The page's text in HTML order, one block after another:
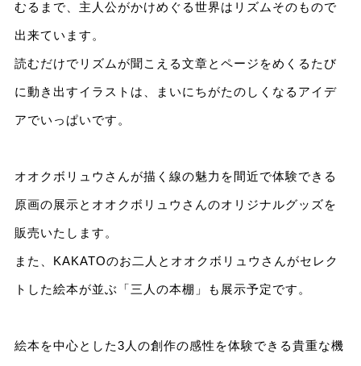
むるまで、主人公がかけめぐる世界はリズムそのもので
出来ています。
読むだけでリズムが聞こえる文章とページをめくるたび
に動き出すイラストは、まいにちがたのしくなるアイデ
アでいっぱいです。
オオクボリュウさんが描く線の魅力を間近で体験できる
原画の展示とオオクボリュウさんのオリジナルグッズを
販売いたします。
また、KAKATOのお二人とオオクボリュウさんがセレク
トした絵本が並ぶ「三人の本棚」も展示予定です。
絵本を中心とした3人の創作の感性を体験できる貴重な機